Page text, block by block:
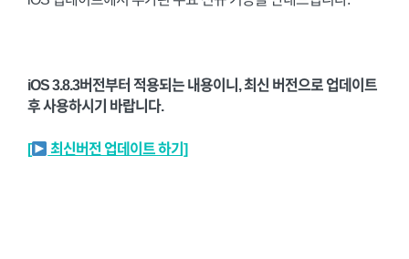
iOS 3.8.3버전부터 적용되는 내용이니, 최신 버전으로 업데이트
후 사용하시기 바랍니다.
[ 최신버전 업데이트 하기]